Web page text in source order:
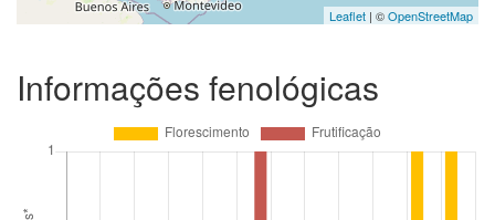
Leaflet | ©OpenStreetMap
Informações fenológicas